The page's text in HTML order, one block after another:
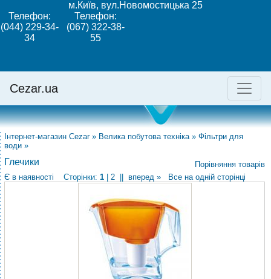
м.Київ, вул.Новомостицька 25
Телефон:
(044) 229-34-
34
Телефон:
(067) 322-38-
55
Cezar.ua
Інтернет-магазин Cezar » Велика побутова техніка» Фільтри для
води »
Глечики
Порівняння товарів
Є в наявності Сторінки: 1 2 вперед » Все на одній сторінці